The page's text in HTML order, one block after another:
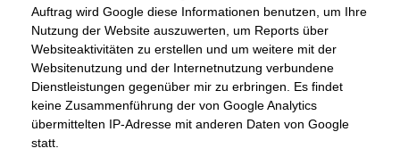
Auftrag wird Google diese Informationen benutzen, um Ihre
Nutzung der Website auszuwerten, um Reports über
Websiteaktivitäten zu erstellen und um weitere mit der
Websitenutzung und der Internetnutzung verbundene
Dienstleistungen gegenüber mir zu erbringen. Es findet
keine Zusammenführung der von Google Analytics
übermittelten IP-Adresse mit anderen Daten von Google
statt.